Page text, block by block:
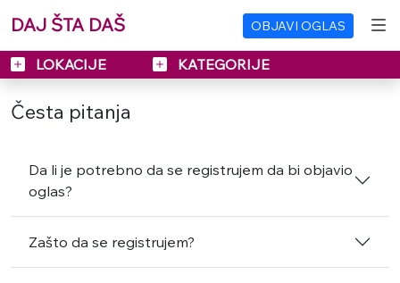
DAJ ŠTA DAŠ OBJAVI OGLAS
LOKACIJE KATEGORIJE
Česta pitanja
Da li je potrebno da se registrujem da bi objavio
oglas?
Zašto da se registrujem?